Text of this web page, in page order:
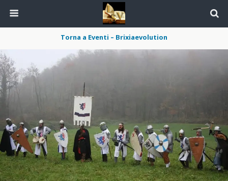
Torna a Eventi – Brixiaevolution